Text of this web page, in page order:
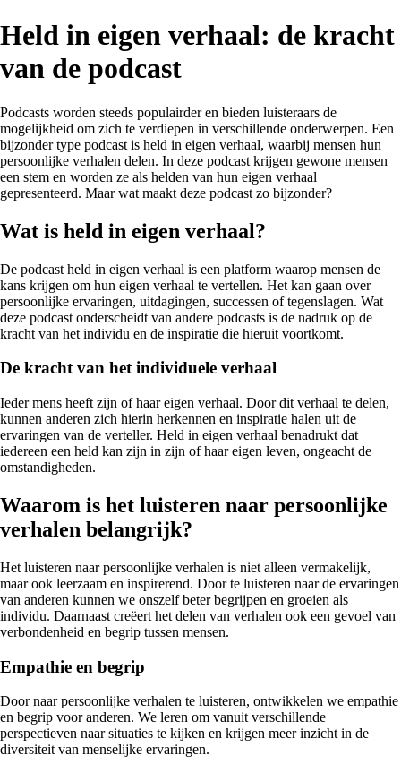
Held in eigen verhaal: de kracht
van de podcast
Podcasts worden steeds populairder en bieden luisteraars de
mogelijkheid om zich te verdiepen in verschillende onderwerpen. Een
bijzonder type podcast is held in eigen verhaal, waarbij mensen hun
persoonlijke verhalen delen. In deze podcast krijgen gewone mensen
een stem en worden ze als helden van hun eigen verhaal
gepresenteerd. Maar wat maakt deze podcast zo bijzonder?
Wat is held in eigen verhaal?
De podcast held in eigen verhaal is een platform waarop mensen de
kans krijgen om hun eigen verhaal te vertellen. Het kan gaan over
persoonlijke ervaringen, uitdagingen, successen of tegenslagen. Wat
deze podcast onderscheidt van andere podcasts is de nadruk op de
kracht van het individu en de inspiratie die hieruit voortkomt.
De kracht van het individuele verhaal
Ieder mens heeft zijn of haar eigen verhaal. Door dit verhaal te delen,
kunnen anderen zich hierin herkennen en inspiratie halen uit de
ervaringen van de verteller. Held in eigen verhaal benadrukt dat
iedereen een held kan zijn in zijn of haar eigen leven, ongeacht de
omstandigheden.
Waarom is het luisteren naar persoonlijke
verhalen belangrijk?
Het luisteren naar persoonlijke verhalen is niet alleen vermakelijk,
maar ook leerzaam en inspirerend. Door te luisteren naar de ervaringen
van anderen kunnen we onszelf beter begrijpen en groeien als
individu. Daarnaast creëert het delen van verhalen ook een gevoel van
verbondenheid en begrip tussen mensen.
Empathie en begrip
Door naar persoonlijke verhalen te luisteren, ontwikkelen we empathie
en begrip voor anderen. We leren om vanuit verschillende
perspectieven naar situaties te kijken en krijgen meer inzicht in de
diversiteit van menselijke ervaringen.